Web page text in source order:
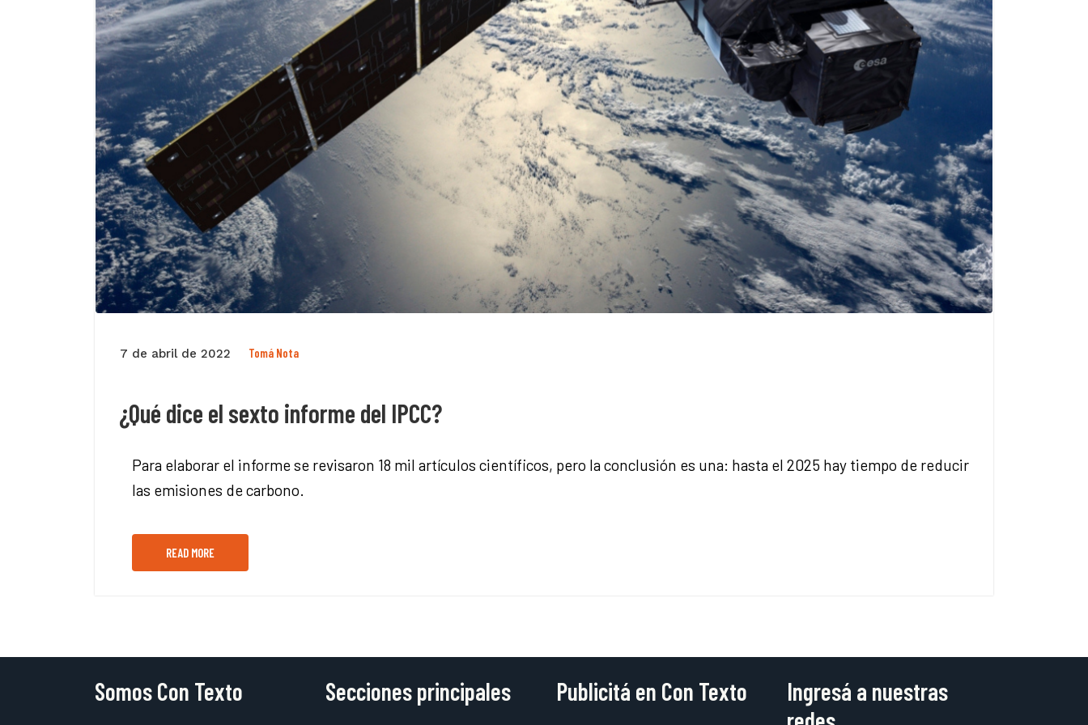
7 de abril de 2022 Tomá Nota
¿Qué dice el sexto informe del IPCC?
Para elaborar el informe se revisaron 18 mil artículos científicos, pero la conclusión es una: hasta el 2025 hay tiempo de reducir
las emisiones de carbono.
READ MORE
Somos Con Texto Secciones principales Publicitá en Con Texto
Ingresá a nuestras